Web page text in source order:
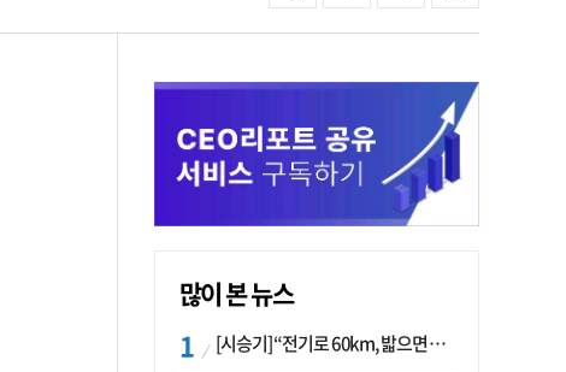
많이 본 뉴스
[시승기] “전기로 60km, 밟으면 462마력”…볼보 XC60 T8의 두 얼굴